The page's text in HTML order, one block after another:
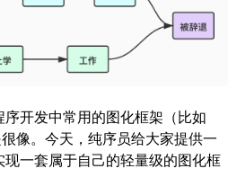
开发中常用的图化框架（比如
像。今天，纯序员给大家提供一
一套属于自己的轻量级的图化框